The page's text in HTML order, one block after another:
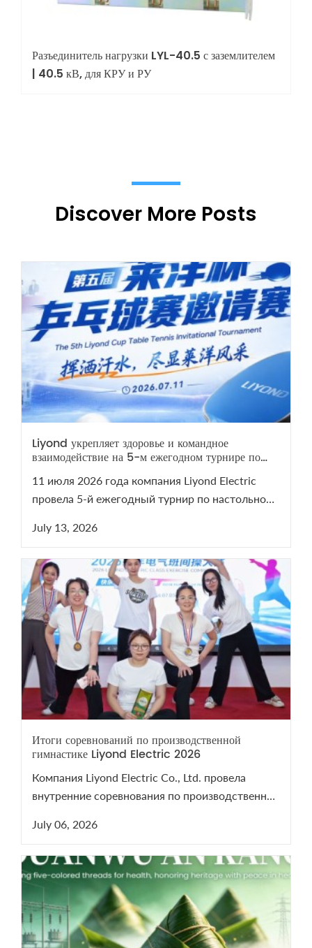
Разъединитель нагрузки LYL-40.5 с заземлителем
| 40.5 кВ, для КРУ и РУ
Discover More Posts
Liyond укрепляет здоровье и командное
взаимодействие на 5-м ежегодном турнире по
11 июля 2026 года компания Liyond Electric
провела 5-й ежегодный турнир по настольному
напомнило о важности здоровья. Смотрите
July 13, 2026
Итоги соревнований по производственной
гимнастике Liyond Electric 2026
Компания Liyond Electric Co., Ltd. провела
внутренние соревнования по производственной
сотрудников.
July 06, 2026